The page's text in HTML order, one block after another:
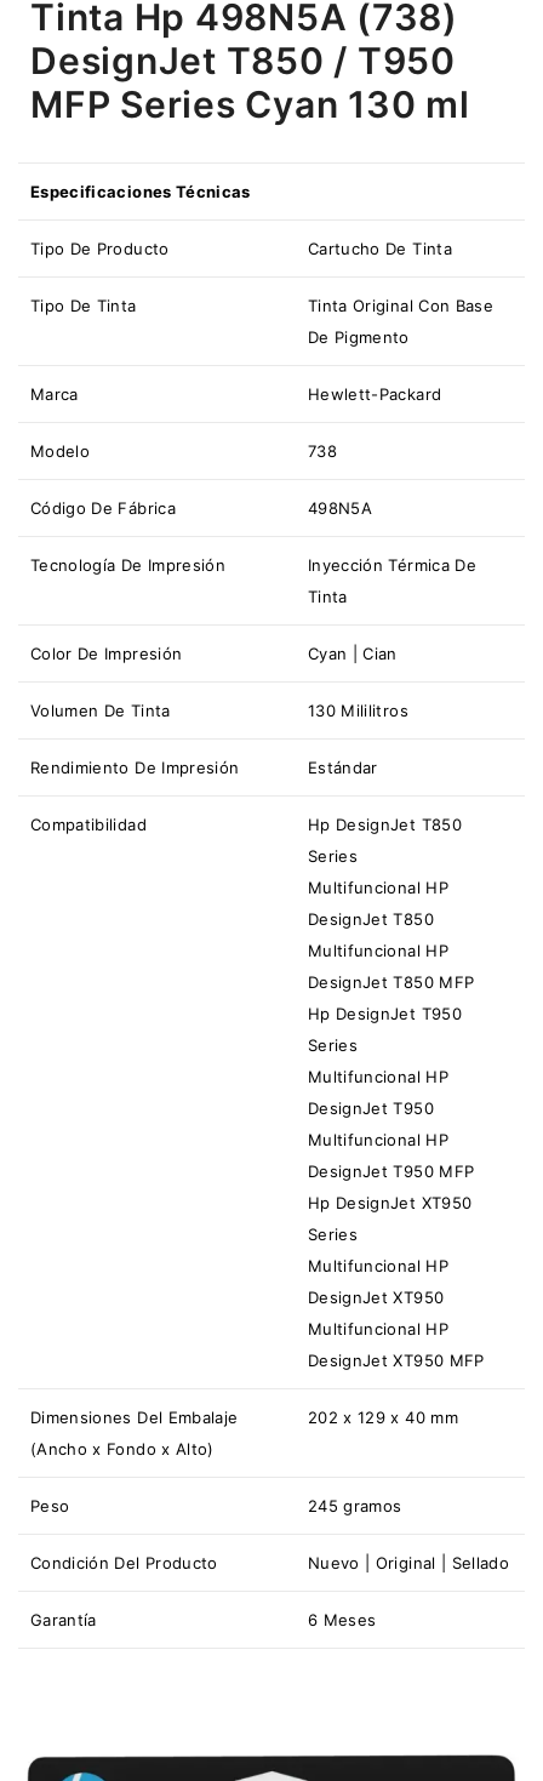
Tinta Hp 498N5A (738)
DesignJet T850 / T950
MFP Series Cyan 130 ml
Especificaciones Técnicas
Tipo De Producto Cartucho De Tinta
Tipo De Tinta
Tinta Original Con Base
De Pigmento
Marca Hewlett-Packard
Modelo 738
Código De Fábrica 498N5A
Tecnología De Impresión
Inyección Térmica De
Tinta
Color De Impresión Cyan | Cian
Volumen De Tinta 130 Mililitros
Rendimiento De Impresión Estándar
Compatibilidad
Hp DesignJet T850
Series
Multifuncional HP
DesignJet T850
Multifuncional HP
DesignJet T850 MFP
Hp DesignJet T950
Series
Multifuncional HP
DesignJet T950
Multifuncional HP
DesignJet T950 MFP
Hp DesignJet XT950
Series
Multifuncional HP
DesignJet XT950
Multifuncional HP
DesignJet XT950 MFP
Dimensiones Del Embalaje
(Ancho x Fondo x Alto)
202 x 129 x 40 mm
Peso 245 gramos
Condición Del Producto Nuevo | Original | Sellado
Garantía 6 Meses